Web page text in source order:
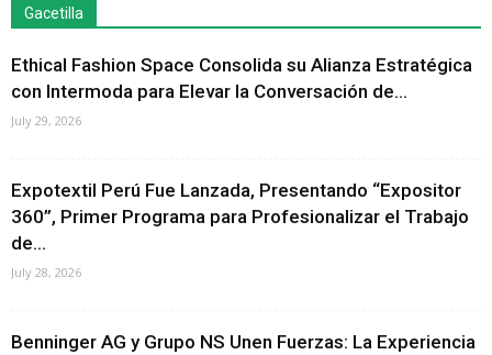
Gacetilla
Ethical Fashion Space Consolida su Alianza Estratégica
con Intermoda para Elevar la Conversación de...
July 29, 2026
Expotextil Perú Fue Lanzada, Presentando “Expositor
360”, Primer Programa para Profesionalizar el Trabajo
de...
July 28, 2026
Benninger AG y Grupo NS Unen Fuerzas: La Experiencia